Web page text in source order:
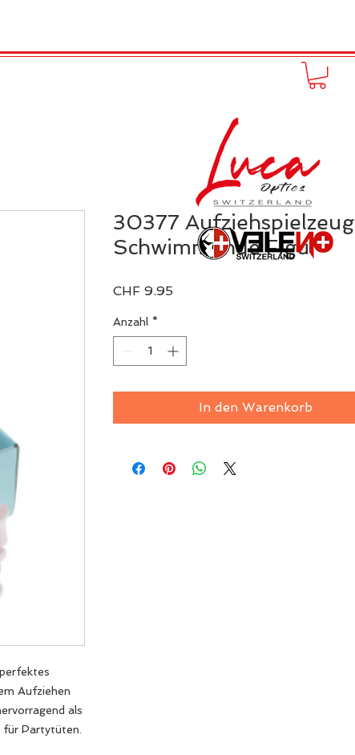
Aufziehen
als
für Partytüten.
30377 Aufziehspielzeug
Schwimmende Figur
CHF 9.95
Anzahl *
In den Warenkorb